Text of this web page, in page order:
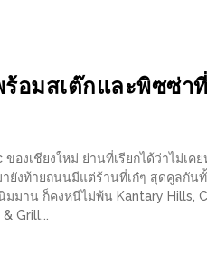
อมสเต๊กและพิซซ่า
องเชียงใหม่ ย่านที่เรียกได้ว่าไม่เ
งท้ายถนนมีแต่ร้านที่เก๋ๆ สุดคูลกัน
มาน ก็คงหนีไม่พ้น Kantary Hills,
Grill...